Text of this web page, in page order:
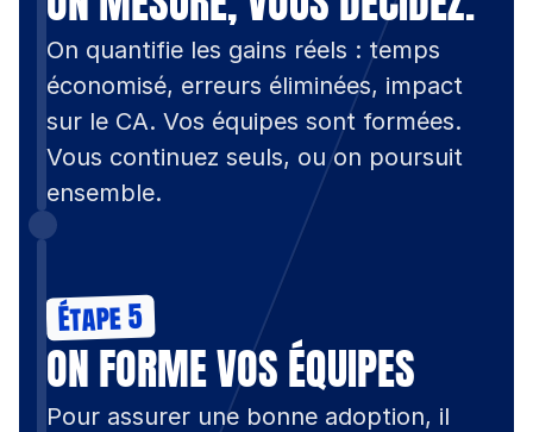
On quantifie les gains réels : temps
économisé, erreurs éliminées, impact
sur le CA. Vos équipes sont formées.
Vous continuez seuls, ou on poursuit
ensemble.
Étape 5
ON FORME VOS ÉQUIPES
Pour assurer une bonne adoption, il